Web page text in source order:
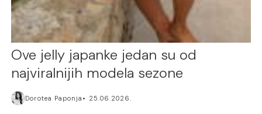
Ove jelly japanke jedan su od
najviralnijih modela sezone
Dorotea Paponja 25.06.2026.